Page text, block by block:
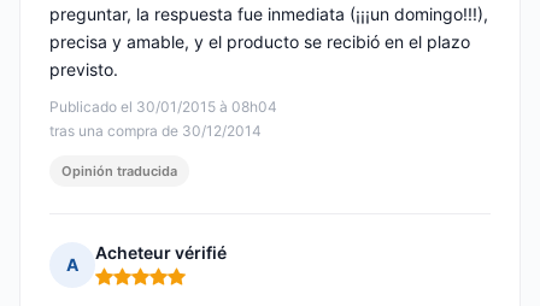
Publicado el 30/01/2015 à 08h04
tras una compra de 30/12/2014
preguntar, la respuesta fue inmediata (¡¡¡un domingo!!!),
precisa y amable, y el producto se recibió en el plazo
previsto.
Opinión traducida
A
Acheteur vérifié
Nota: 5 de 5